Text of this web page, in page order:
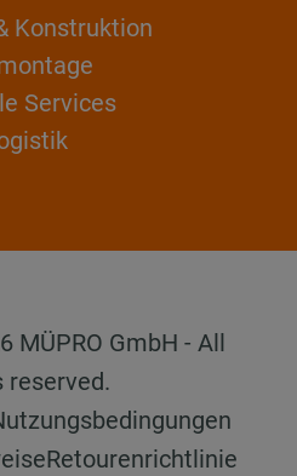
Konstruktion
Services
MÜPRO GmbH - All
reserved.
Retourenrichtlinie